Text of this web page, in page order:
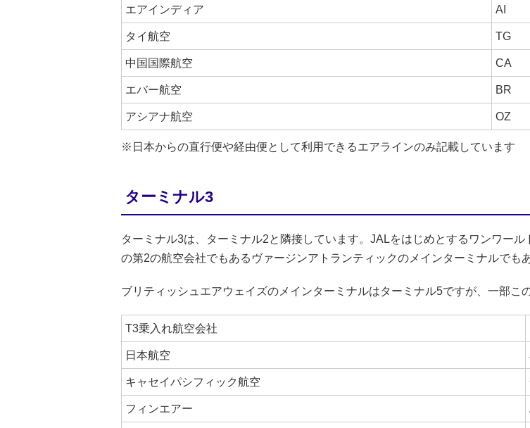
エアインディア AI
タイ航空 TG
中国国際航空 CA
エバー航空 BR
アシアナ航空 OZ
※日本からの直行便や経由便として利用できるエアラインのみ記載しています
ターミナル3
ターミナル3は、ターミナル2と隣接しています。JALをはじめとするワンワー
の第2の航空会社でもあるヴァージンアトランティックのメインターミナルでも
ブリティッシュエアウェイズのメインターミナルはターミナル5ですが、一部こ
T3乗入れ航空会社
日本航空
キャセイパシフィック航空
フィンエアー